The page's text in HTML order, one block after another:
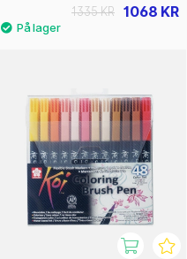
1068 KR
1335 KR